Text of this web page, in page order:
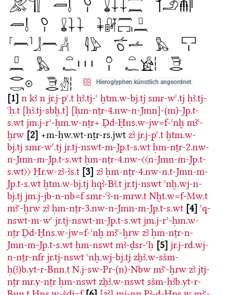
Hieroglyphen künstlich angeordnet
1 n kꜣ n jr.j-pꜥ.t ḥꜣ.tj-ꜥ ḫtm.w-bj.tj smr-wꜥ.tj ḥꜣ.tj-
ꜥḥ.t [ḥꜣ.tj-sbḫ.t] [ḥm-nṯr-4.nw-n-Jmn]-(m)-Jp.t-
s.wt jm.j-rʾ-ḥm.w-nṯr+ Ḏd-Ḫns.w-jw=f-ꜥnḫ mꜣꜥ-
ḫrw 2 +m-ḥw.wt-nṯr-rs.jwt zꜣ jr.j-pꜥ.t ḫtm.w-
bj.tj smr-wꜥ.tj jr.tj-nswt-m-Jp.t-s.wt ḥm-nṯr-2.nw-
n-Jmn-m-Jp.t-s.wt ḥm-nṯr-4.nw-〈〈n-Jmn-m-Jp.t-
s.wt〉〉 Ḥr.w-zꜣ-ꜣs.t 3 zꜣ ḥm-nṯr-4.nw-n.t-Jmn-m-
Jp.t-s.wt ḫtm.w-bj.tj ḥqꜣ-Bꜣ.t jr.tj-nswt ꜥnḫ.wj-n-
bj.tj jm.j-jb-n-nb=f smr-ꜥꜣ-n-mrw.t Nḫt.w=f-Mw.t
mꜣꜥ-ḫrw zꜣ ḥm-nṯr-3.nw-n-Jmn-m-Jp.t-s.wt 4 ꜥq-
nswt-m-wꜥ jr.tj-nswt-m-Jp.t-s.wt jm.j-rʾ-ḥm.w-
nṯr Ḏd-Ḫns.w-jw=f-ꜥnḫ mꜣꜥ-ḫrw zꜣ ḥm-nṯr-n-
Jmn-m-Jp.t-s.wt ḥm-nswt mꜣ-ḏsr-ꜥḥ 5 jr.j-rd.wj-
n-nṯr-nfr jr.tj-nswt ꜥnḫ.wj-bj.tj zẖꜣ.w-sšm-
ḥ(ꜣ)b.yt-r-Bnn.t N.j-sw-Pr-(n)-Nbw mꜣꜥ-ḫrw zꜣ jtj-
nṯr mr.y-nṯr ḥm-nswt zẖꜣ.w-nswt sšm-ḥꜣb.yt-r-